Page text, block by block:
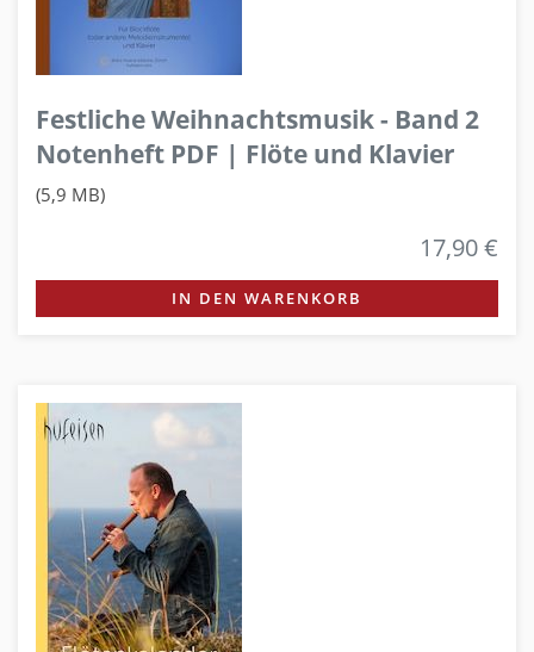
Festliche Weihnachtsmusik - Band 2
Notenheft PDF | Flöte und Klavier
(5,9 MB)
17,90 €
IN DEN WARENKORB